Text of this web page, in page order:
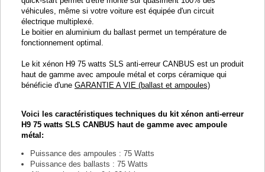
véhicules, même si votre voiture est équipée d'un circuit
électrique multiplexé.
Le boitier en aluminium du ballast permet un température de
fonctionnement optimal.
Le kit xénon H9 75 watts SLS anti-erreur CANBUS est un produit
haut de gamme avec ampoule métal et corps céramique qui
bénéficie d'une GARANTIE A VIE (ballast et ampoules)
Voici les caractéristiques techniques du kit xénon anti-erreur
H9 75 watts SLS CANBUS haut de gamme avec ampoule
métal:
Puissance des ampoules : 75 Watts
Puissance des ballasts : 75 Watts